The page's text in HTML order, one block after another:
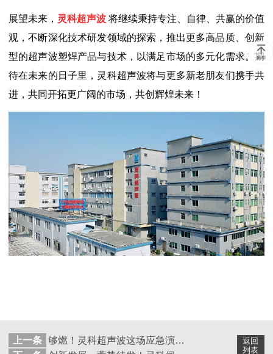
展望未来， 灵科超声波 将继续秉持专注、自律、共赢的价值
观，不断深化技术研发领域的探索，推出更多高品质、创新
型的超声波塑焊产品与技术，以满足市场的多元化需求。期
待在未来的日子里，灵科超声波将与更多新老朋友们携手共
进，共同开拓更广阔的市场，共创辉煌未来！
返回
列表
上一条
够燃！灵科超声波这场应急演练，“安全感”拉满！